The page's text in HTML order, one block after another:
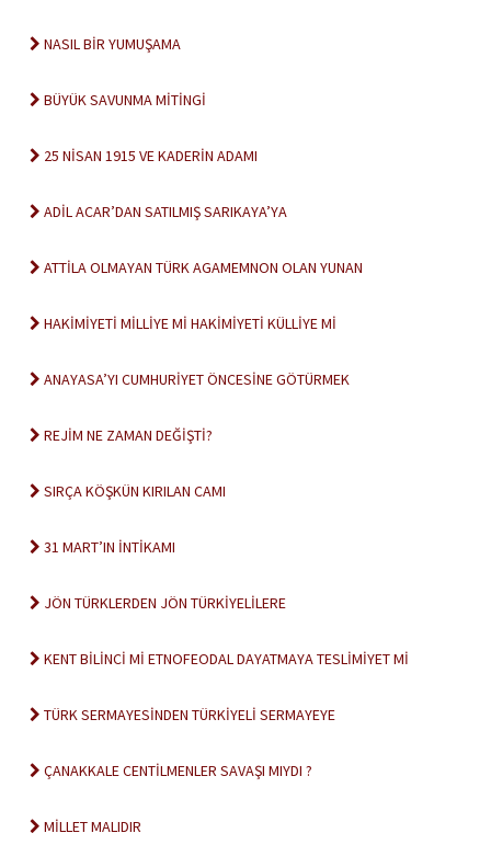
NASIL BİR YUMUŞAMA
BÜYÜK SAVUNMA MİTİNGİ
25 NİSAN 1915 VE KADERİN ADAMI
ADİL ACAR’DAN SATILMIŞ SARIKAYA’YA
ATTİLA OLMAYAN TÜRK AGAMEMNON OLAN YUNAN
HAKİMİYETİ MİLLİYE Mİ HAKİMİYETİ KÜLLİYE Mİ
ANAYASA’YI CUMHURİYET ÖNCESİNE GÖTÜRMEK
REJİM NE ZAMAN DEĞİŞTİ?
SIRÇA KÖŞKÜN KIRILAN CAMI
31 MART’IN İNTİKAMI
JÖN TÜRKLERDEN JÖN TÜRKİYELİLERE
KENT BİLİNCİ Mİ ETNOFEODAL DAYATMAYA TESLİMİYET Mİ
TÜRK SERMAYESİNDEN TÜRKİYELİ SERMAYEYE
ÇANAKKALE CENTİLMENLER SAVAŞI MIYDI ?
MİLLET MALIDIR